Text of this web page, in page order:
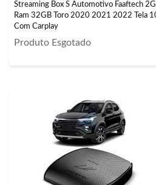
Streaming Box S Automotivo Faaftech
Ram 32GB Toro 2020 2021 2022 Tela
Com Carplay
Produto Esgotado